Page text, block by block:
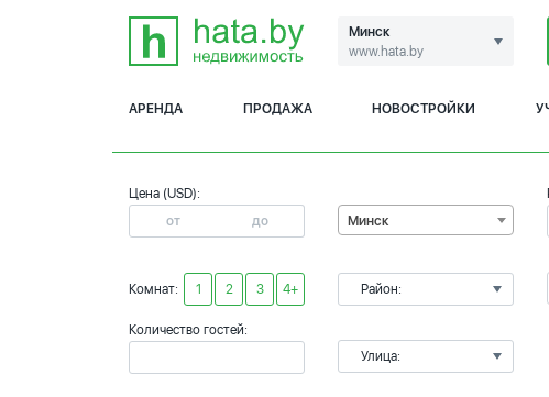
Минск
www.hata.by
АРЕНДА ПРОДАЖА НОВОСТРОЙКИ
Цена (USD):
Комнат: 1 2 3 4+
Количество гостей:
Минск
Район:
Улица: